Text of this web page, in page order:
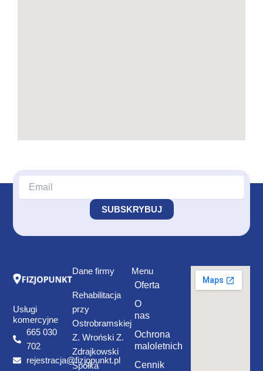
Usługi
komercyjne
665 030
702
rejestracja@fizjopunkt.pl
Dane firmy
Rehabilitacja
przy
Ostrobramskiej
Z. Wroński Z.
Zdrajkowski
Spółka
Menu
Oferta
O
nas
Ochrona
maloletnich
Cennik